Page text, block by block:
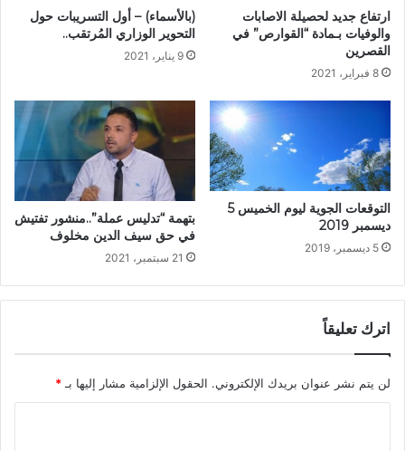
ارتفاع جديد لحصيلة الاصابات
والوفيات بـمادة “القوارص” في
القصرين
8 فبراير، 2021
(بالأسماء) – أول التسريبات حول
التحوير الوزاري المُرتقب..
9 يناير، 2021
التوقعات الجوية ليوم الخميس 5
ديسمبر 2019
5 ديسمبر، 2019
بتهمة “تدليس عملة”..منشور تفتيش
في حق سيف الدين مخلوف
21 سبتمبر، 2021
اترك تعليقاً
لن يتم نشر عنوان بريدك الإلكتروني. الحقول الإلزامية مشار إليها بـ *